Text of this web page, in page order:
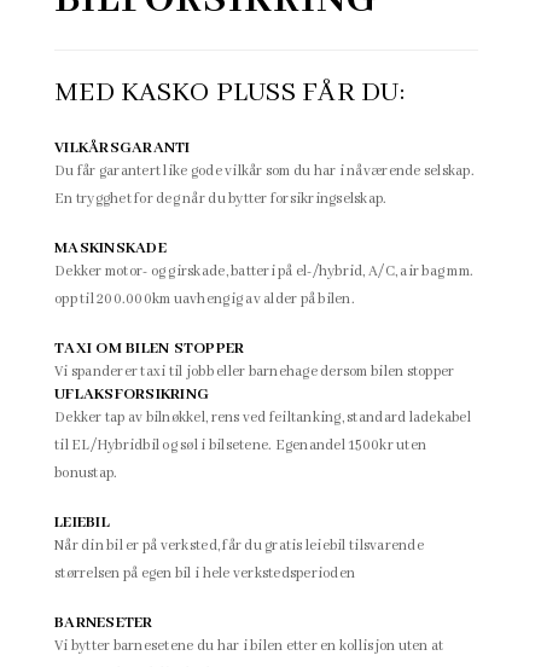
MED KASKO PLUSS FÅR DU:
VILKÅRSGARANTI
Du får garantert like gode vilkår som du har i nåværende selskap.
En trygghet for deg når du bytter forsikringselskap.
MASKINSKADE
Dekker motor- og girskade, batteri på el-/hybrid, A/C, air bag mm.
opp til 200.000km uavhengig av alder på bilen.
TAXI OM BILEN STOPPER
Vi spanderer taxi til jobb eller barnehage dersom bilen stopper
UFLAKSFORSIKRING
Dekker tap av bilnøkkel, rens ved feiltanking, standard ladekabel
til EL/Hybridbil og søl i bilsetene. Egenandel 1500kr uten
bonustap.
LEIEBIL
Når din bil er på verksted, får du gratis leiebil tilsvarende
størrelsen på egen bil i hele verkstedsperioden
BARNESETER
Vi bytter barnesetene du har i bilen etter en kollisjon uten at